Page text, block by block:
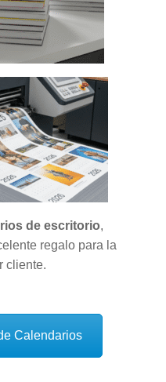
de escritorio,
regalo para la
cliente.
Calendarios